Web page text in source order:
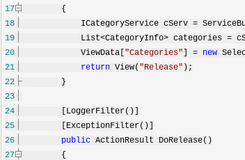
17
{
18
ICategoryService cServ =
19
List<CategoryInfo> categories =
20
ViewData[ "Categories" = new
21
return View( "Release" );
22
}
23
24
[LoggerFilter()]
25
[ExceptionFilter()]
26
public ActionResult DoRelease()
27
{